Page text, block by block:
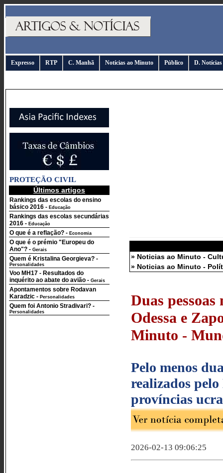
Expresso RTP C. Manhã Notícias ao Minuto Público D. Notícias
PROTEÇÃO CIVIL
Últimos artigos
Rankings das escolas do ensino
básico 2016 - Educação
Rankings das escolas secundárias
2016 - Educação
O que é a reflação? - Economia
O que é o prémio "Europeu do
Ano"? - Gerais
Quem é Kristalina Georgieva? -
Personalidades
Voo MH17 - Resultados do
inquérito ao abate do avião - Gerais
Apontamentos sobre Rodavan
Karadzic - Personalidades
Quem foi Antonio Stradivari? -
Personalidades
» Noticias ao Minuto -
» Noticias ao Minuto -
Duas
Odessa e
Minuto -
Pelo menos
realizados
províncias
2026-02-13 09:06:25